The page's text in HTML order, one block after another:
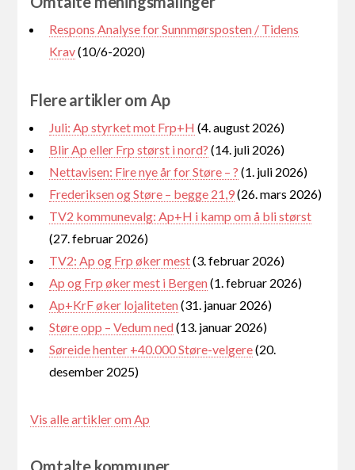
Respons Analyse for Sunnmørsposten / Tidens
Krav(10/6-2020)
Flere artikler om Ap
Juli: Ap styrket mot Frp+H (4. august 2026)
Blir Ap eller Frp størst i nord? (14. juli 2026)
Nettavisen: Fire nye år for Støre – ? (1. juli 2026)
Frederiksen og Støre – begge 21,9(26. mars 2026)
TV2 kommunevalg: Ap+H i kamp om å bli størst
(27. februar 2026)
TV2: Ap og Frp øker mest(3. februar 2026)
Ap og Frp øker mest i Bergen(1. februar 2026)
Ap+KrF øker lojaliteten(31. januar 2026)
Støre opp – Vedum ned(13. januar 2026)
Søreide henter +40.000 Støre-velgere(20.
desember 2025)
Vis alle artikler om Ap